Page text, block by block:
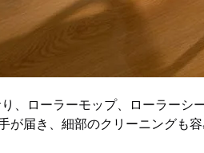
、ローラーモップ、ローラー
届き、細部のクリーニングも容